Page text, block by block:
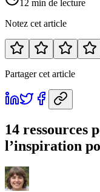
12 min de lecture
Notez cet article
Partager cet article
14 ressources
l’inspiration